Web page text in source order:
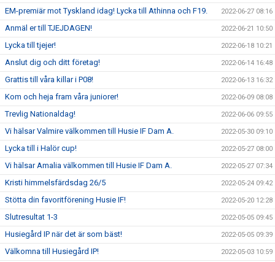
EM-premiär mot Tyskland idag! Lycka till Athinna och F19. 2022-06-27 08:16
Anmäl er till TJEJDAGEN! 2022-06-21 10:50
Lycka till tjejer! 2022-06-18 10:21
Anslut dig och ditt företag! 2022-06-14 16:48
Grattis till våra killar i P08! 2022-06-13 16:32
Kom och heja fram våra juniorer! 2022-06-09 08:08
Trevlig Nationaldag! 2022-06-06 09:55
Vi hälsar Valmire välkommen till Husie IF Dam A. 2022-05-30 09:10
Lycka till i Halör cup! 2022-05-27 08:00
Vi hälsar Amalia välkommen till Husie IF Dam A. 2022-05-27 07:34
Kristi himmelsfärdsdag 26/5 2022-05-24 09:42
Stötta din favoritförening Husie IF! 2022-05-20 12:28
Slutresultat 1-3 2022-05-05 09:45
Husiegård IP när det är som bäst! 2022-05-05 09:39
Välkomna till Husiegård IP! 2022-05-03 10:59